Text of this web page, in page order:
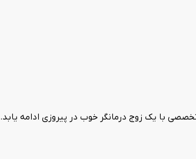
با یک زوج درمانگر خوب در پیروزی ادامه یابد.